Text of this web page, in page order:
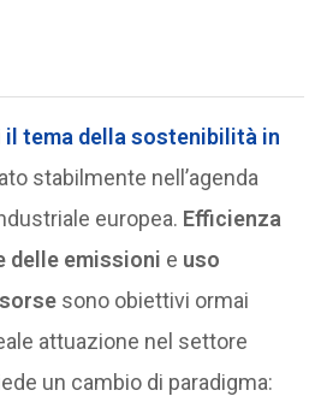
il tema dellasostenibilità in
stabilmente nell’agenda
europea. Efficienza
delle emissioni e uso
sono obiettivi ormai
attuazione nel settore
un cambio di paradigma: